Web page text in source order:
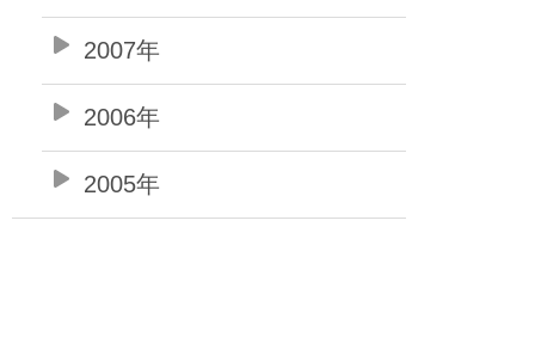
2007年
2006年
2005年